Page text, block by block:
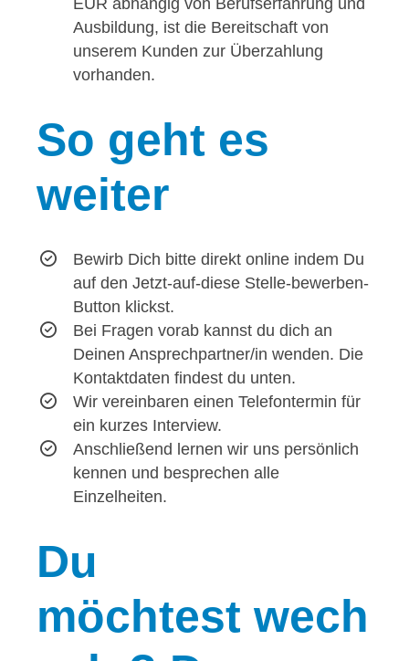
EUR abhängig von Berufserfahrung und
Ausbildung, ist die Bereitschaft von
unserem Kunden zur Überzahlung
vorhanden.
So geht es
weiter
Bewirb Dich bitte direkt online indem Du
auf den Jetzt-auf-diese Stelle-bewerben-
Button klickst.
Bei Fragen vorab kannst du dich an
Deinen Ansprechpartner/in wenden. Die
Kontaktdaten findest du unten.
Wir vereinbaren einen Telefontermin für
ein kurzes Interview.
Anschließend lernen wir uns persönlich
kennen und besprechen alle
Einzelheiten.
Du
möchtest wech